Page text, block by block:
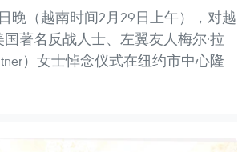
晚（越南时间2月29日上午），对越
著名反战人士、左翼友人梅尔·拉
）女士悼念仪式在纽约市中心隆